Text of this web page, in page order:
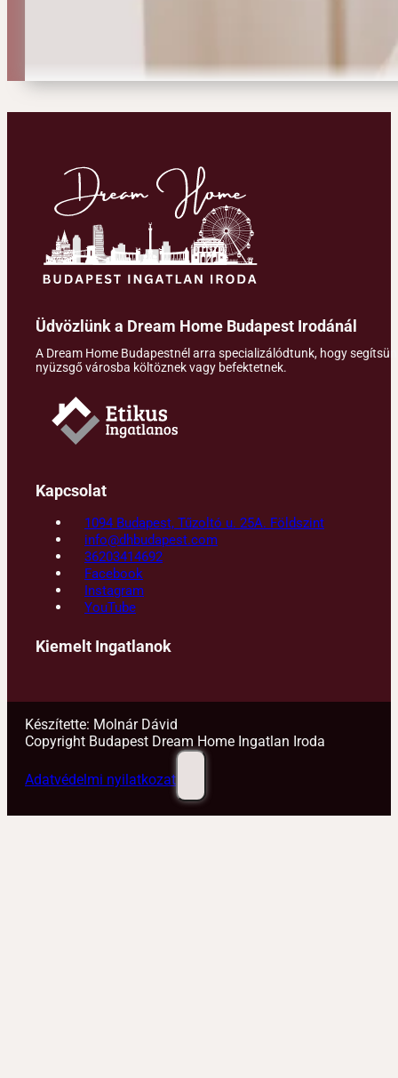
Üdvözlünk a Dream Home Budapest Irodánál
A Dream Home Budapestnél arra specializálódtunk, hogy
nyüzsgő városba költöznek vagy befektetnek.
Kapcsolat
1094 Budapest, Tűzoltó u. 25A. Földszint
info@dhbudapest.com
36203414692
Facebook
Instagram
YouTube
Kiemelt Ingatlanok
Készítette: Molnár Dávid
Copyright Budapest Dream Home Ingatlan Iroda
Adatvédelmi nyilatkozat